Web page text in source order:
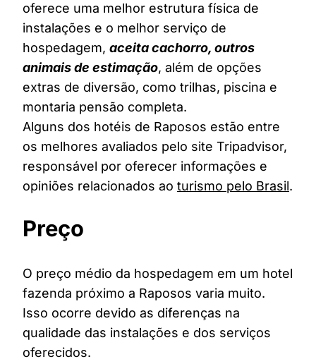
oferece uma melhor estrutura física de
instalações e o melhor serviço de
hospedagem, aceita cachorro, outros
animais de estimação, além de opções
extras de diversão, como trilhas, piscina e
montaria pensão completa.
Alguns dos hotéis de Raposos estão entre
os melhores avaliados pelo site Tripadvisor,
responsável por oferecer informações e
opiniões relacionados ao turismo pelo Brasil.
Preço
O preço médio da hospedagem em um hotel
fazenda próximo a Raposos varia muito.
Isso ocorre devido as diferenças na
qualidade das instalações e dos serviços
oferecidos.